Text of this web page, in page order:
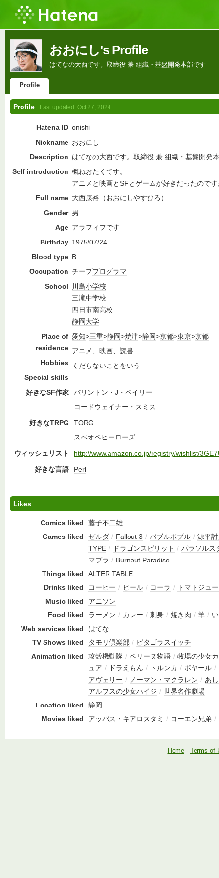
おおにし's Profile
はてなの大西です。取締役 兼 組織・基盤開発本部です
Profile
Profile Last updated: Oct 27, 2024
Hatena ID onishi
Nickname おおにし
Description はてなの大西です。取締役 兼 組織・基盤開発
Self introduction 概ねおたくです。
アニメと映画とSFとゲームが好きだったので
Full name 大西康裕（おおにしやすひろ）
Gender 男
Age アラフィフです
Birthday 1975/07/24
Blood type B
Occupation チーププログラマ
School
川島小学校
三滝中学校
四日市南高校
静岡大学
Place of
residence
愛知>三重>静岡>焼津>静岡>京都>東京>京都
Hobbies
アニメ、 映画、 読書
Special skills
くだらないことをいう
好きなSF作家
バリントン・J・ベイリー
コードウェイナー・スミス
好きなTRPG
TORG
スペオペヒーローズ
ウィッシュリスト http://www.amazon.co.jp/registry/wishlist/
好きな言語 Perl
Likes
Comics liked
藤子不二雄
Games liked
ゼルダ / Fallout 3 / バブルボブル / 源平
TYPE / ドラゴンスピリット / パラソルス
マブラ / Burnout Paradise
Things liked
ALTER TABLE
Drinks liked
コーヒー / ビール / コーラ /
トマトジュ
Music liked
アニソン
Food liked
ラーメン / カレー / 刺身 / 焼き肉 / 羊 /
Web services liked
はてな
TV Shows liked
タモリ倶楽部 / ピタゴラスイッチ
Animation liked
攻殻機動隊 / ペリーヌ物語 / 牧場の少女
ュア / ドラえもん / トルンカ / ポヤール /
アヴェリー / ノーマン・マクラレン / あ
アルプスの少女ハイジ / 世界名作劇場
Location liked
静岡
Movies liked
アッバス・キアロスタミ / コーエン兄弟 /
Home- Terms of